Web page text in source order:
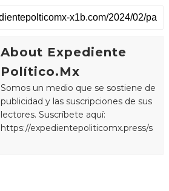
About Expediente
Político.Mx
Somos un medio que se sostiene de
publicidad y las suscripciones de sus
lectores. Suscríbete aquí:
https://expedientepoliticomx.press/s